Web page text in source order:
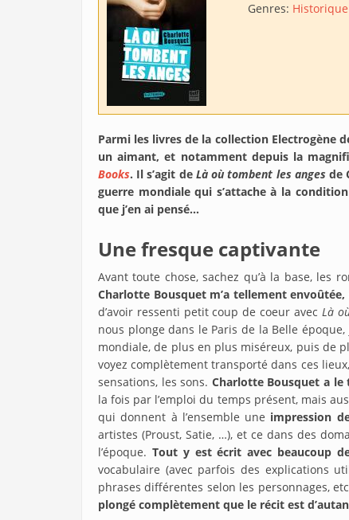
Genres: Historique
Parmi les livres de la collection Electrogène
un aimant, et notamment depuis la
Books. Il s’agit de Là où tombent les anges de
guerre mondiale qui s’attache à la
que j’en ai pensé…
Une fresque captivante
Avant toute chose, sachez qu’à la base, les
Charlotte Bousquet m’a tellement
d’avoir ressenti petit coup de coeur avec Là
nous plonge dans le Paris de la Belle
mondiale, de plus en plus miséreux, puis de
voyez complètement transporté dans ces
sensations, les sons. Charlotte Bousquet a
la fois par l’emploi du temps présent, mais
qui donnent à l’ensemble une impression
artistes (Proust, Satie, …), et ce dans des
l’époque. Tout y est écrit avec beaucoup
vocabulaire (avec parfois des explications
phrases différentes selon les personnages,
plongé complètement que le récit est